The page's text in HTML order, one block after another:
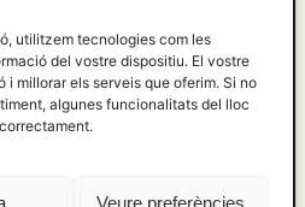
utilitzem tecnologies com les
del vostre dispositiu. El vostre
millorar els serveis que oferim. Si no
algunes funcionalitats del lloc
Veure preferències